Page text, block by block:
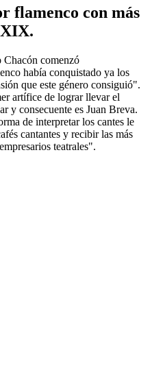
flamenco con más
comenzó
había conquistado ya los
que este género consiguió".
artífice de lograr llevar el
y consecuente es Juan Breva.
de interpretar los cantes le
cantantes y recibir las más
teatrales".